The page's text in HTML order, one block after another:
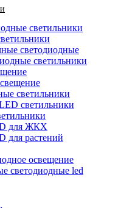
светильники
светодиодные
светильники
светильники
светильники
для ЖКХ
для растений
освещение
светодиодные led